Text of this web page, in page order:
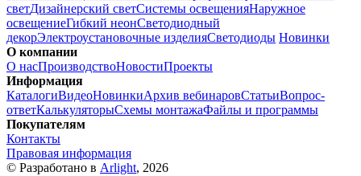
светДизайнерский светСистемы освещенияНаружное
освещениеГибкий неонСветодиодный
декорЭлектроустановочные изделияСветодиоды Новинки
О компании
О насПроизводствоНовостиПроекты
Информация
КаталогиВидеоНовинкиАрхив вебинаровСтатьиВопрос-
ответКалькуляторыСхемы монтажаФайлы и программы
Покупателям
Контакты
Правовая информация
© Разработано в Arlight, 2026